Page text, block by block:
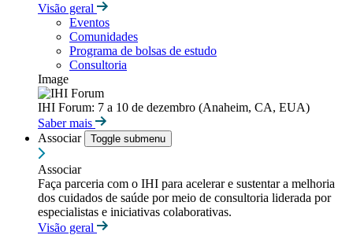
Visão geral
Eventos
Comunidades
Programa de bolsas de estudo
Consultoria
Image
IHI Forum: 7 a 10 de dezembro (Anaheim, CA, EUA)
Saber mais
Associar
Toggle submenu
Associar
Faça parceria com o IHI para acelerar e sustentar a melhoria
dos cuidados de saúde por meio de consultoria liderada por
especialistas e iniciativas colaborativas.
Visão geral